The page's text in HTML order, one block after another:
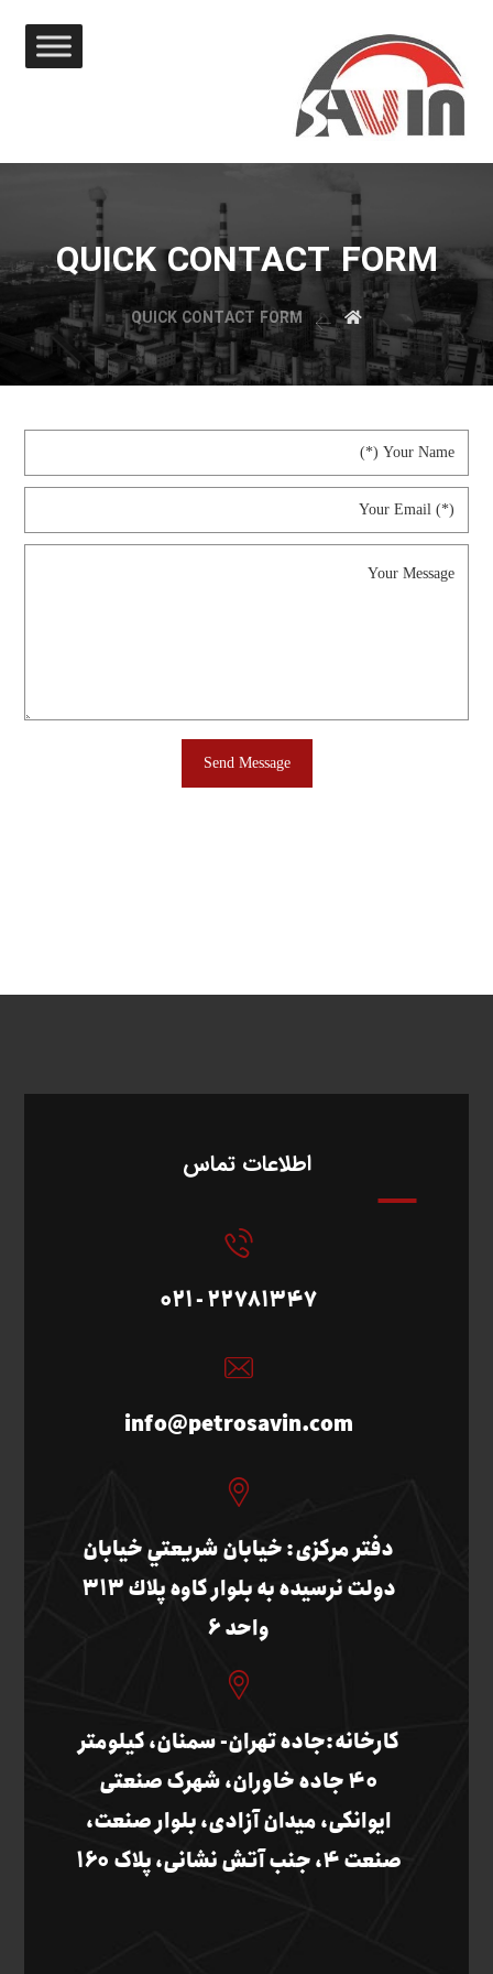
QUICK CONTACT FORM
QUICK CONTACT FORM
Send Message
اطلاعات تماس
22781347 - 021
info@petrosavin.com
دفتر مرکزی: خيابان شريعتي خيابان
دولت نرسيده به بلوار كاوه پلاك 313
واحد 6
کارخانه:جاده تهران- سمنان، کیلومتر
40 جاده خاوران، شهرک صنعتی
ایوانکی، میدان آزادی، بلوار صنعت،
صنعت 4، جنب آتش نشانی، پلاک 160